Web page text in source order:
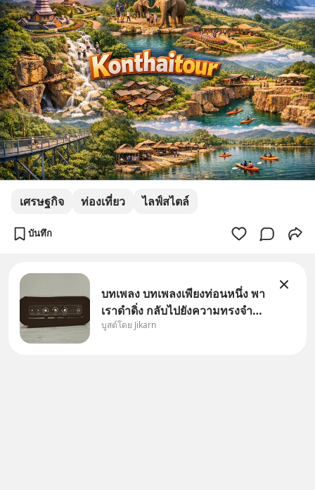
เศรษฐกิจ ท่องเที่ยว ไลฟ์สไตล์
บันทึก
บทเพลง บทเพลงเพียงท่อนหนึ่ง พา
เราดำดิ่ง กลับไปยังความทรงจำที่
โหดร้ายได้เสมอ
บูสต์โดย Jikarn